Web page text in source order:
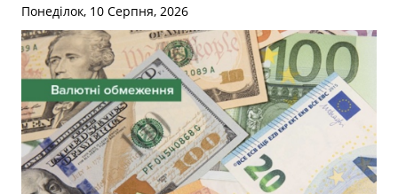
Понеділок, 10 Серпня, 2026